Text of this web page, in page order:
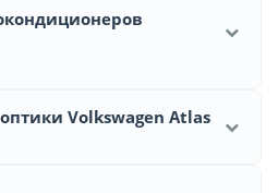
Volkswagen Atlas